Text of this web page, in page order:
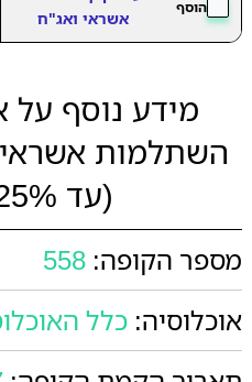
הוסף
אשראי ואג"ח
מידע נוסף
השתלמות
(עד 25% מניות)
מספר הקופה: 558
אוכלוסיה: כלל